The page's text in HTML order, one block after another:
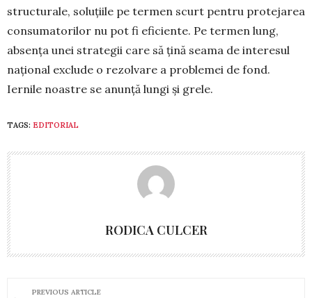
structurale, solu­țiile pe termen scurt pentru protejarea
consumatorilor nu pot fi eficiente. Pe termen lung,
absența unei stra­tegii care să țină seama de interesul
național exclude o re­zolvare a problemei de fond.
Iernile noastre se anunță lungi și grele.
TAGS: EDITORIAL
RODICA CULCER
PREVIOUS ARTICLE